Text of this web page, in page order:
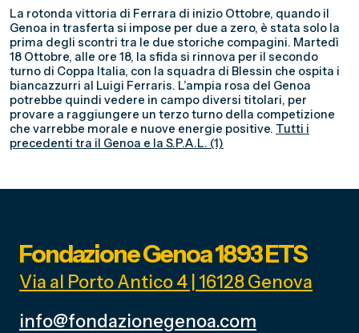
La rotonda vittoria di Ferrara di inizio Ottobre, quando il
Genoa in trasferta si impose per due a zero, è stata solo la
prima degli scontri tra le due storiche compagini. Martedì
18 Ottobre, alle ore 18, la sfida si rinnova per il secondo
turno di Coppa Italia, con la squadra di Blessin che ospita i
biancazzurri al Luigi Ferraris. L’ampia rosa del Genoa
potrebbe quindi vedere in campo diversi titolari, per
provare a raggiungere un terzo turno della competizione
che varrebbe morale e nuove energie positive. Tutti i
precedenti tra il Genoa e la S.P.A.L. (1)
Fondazione Genoa 1893 ETS
Via al Porto Antico 4 | 16128 Genova
info@fondazionegenoa.com